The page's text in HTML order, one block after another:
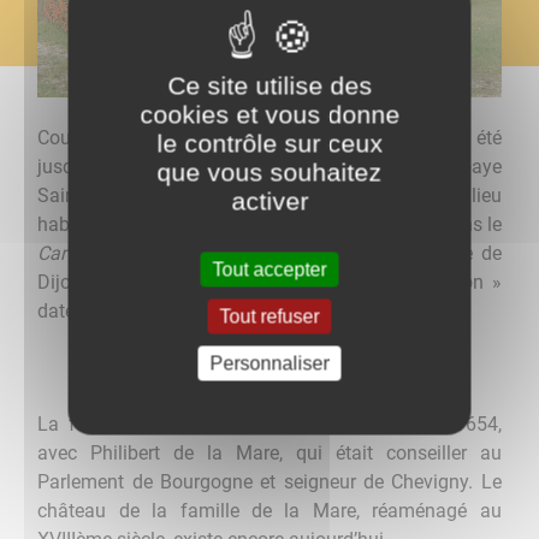
Couternon aurait été fondé au IXème siècle, et a été
jusqu’à la Révolution Française un fief de l’abbaye
Saint-Bénigne. La première mention écrite d’un lieu
habité à l’emplacement de Couternon se trouve dans le
Cartulaire
(un recueil de chartes) de Saint-Etienne de
Dijon. La première occurrence du nom « Couternon »
daterait quant à elle du XVIIème siècle.
La famille de la Mare se serait installée vers 1654,
avec Philibert de la Mare, qui était conseiller au
Parlement de Bourgogne et seigneur de Chevigny. Le
château de la famille de la Mare, réaménagé au
Ce site utilise des
cookies et vous donne
le contrôle sur ceux
que vous souhaitez
activer
Tout accepter
Tout refuser
Personnaliser